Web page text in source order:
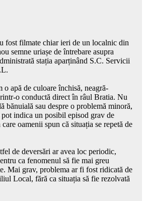
fost filmate chiar ieri de un localnic din
semne uriașe de întrebare asupra
stația aparținând S.C. Servicii
o apă de culoare închisă, neagră-
o conductă direct în râul Bratia. Nu
bănuială sau despre o problemă minoră,
indica un posibil episod grav de
oamenii spun că situația se repetă de
de deversări ar avea loc periodic,
ca fenomenul să fie mai greu
Mai grav, problema ar fi fost ridicată de
Local, fără ca situația să fie rezolvată